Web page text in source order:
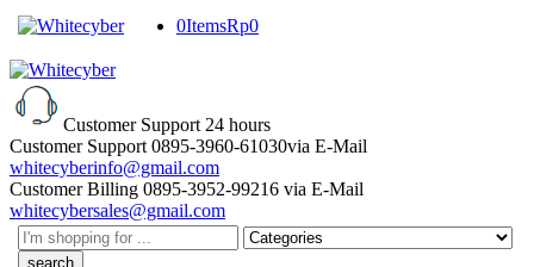
0ItemsRp0
Customer Support 24 hours
Customer Support 0895-3960-61030via E-Mail
whitecyberinfo@gmail.com
Customer Billing 0895-3952-99216 via E-Mail
whitecybersales@gmail.com
Search
here